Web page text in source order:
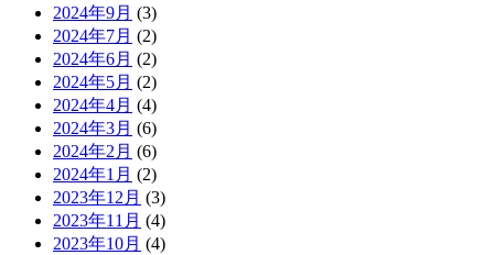
2024年9月 (3)
2024年7月 (2)
2024年6月 (2)
2024年5月 (2)
2024年4月 (4)
2024年3月 (6)
2024年2月 (6)
2024年1月 (2)
2023年12月 (3)
2023年11月 (4)
2023年10月 (4)